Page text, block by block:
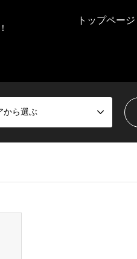
トップページ
から選ぶ